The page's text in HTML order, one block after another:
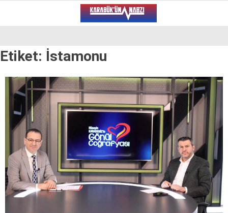
28.9
VİDEO
ALT MANŞET
GÜNCEL
BÖLGEDEN
GENEL
SPOR
SERVISLER
Etiket: İstamonu